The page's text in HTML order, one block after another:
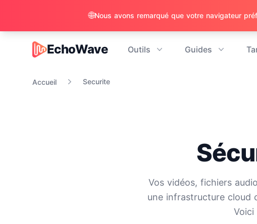
EchoWave
EchoWave Outils Guides
Accueil Securite
Vos vidéos, fichiers
une infrastructure cloud
🌐